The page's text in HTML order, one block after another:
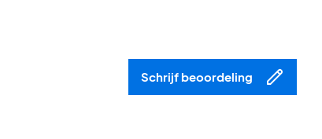
Schrijf beoordeling